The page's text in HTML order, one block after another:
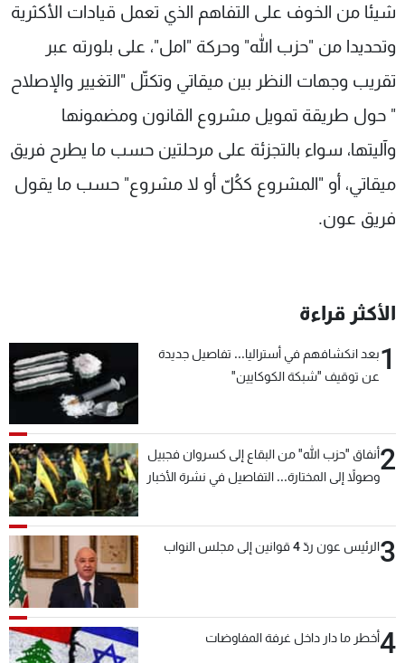
شيئا من الخوف على التفاهم الذي تعمل قيادات الأكثرية
وتحديدا من "حزب الله" وحركة "امل"، على بلورته عبر
تقريب وجهات النظر بين ميقاتي وتكتّل "التغيير والإصلاح
" حول طريقة تمويل مشروع القانون ومضمونها
وآليتها، سواء بالتجزئة على مرحلتين حسب ما يطرح فريق
ميقاتي، أو "المشروع ككُلّ أو لا مشروع" حسب ما يقول
فريق عون.
الأكثر قراءة
1بعد انكشافهم في أستراليا... تفاصيل جديدة
عن توقيف "شبكة الكوكايين"
2أنفاق "حزب الله" من البقاع إلى كسروان فجبيل
وصولاً إلى المختارة... التفاصيل في نشرة الأخبار
3الرئيس عون ردّ 4 قوانين إلى مجلس النواب
4أخطر ما دار داخل غرفة المفاوضات